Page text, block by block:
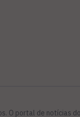
O portal de notícias